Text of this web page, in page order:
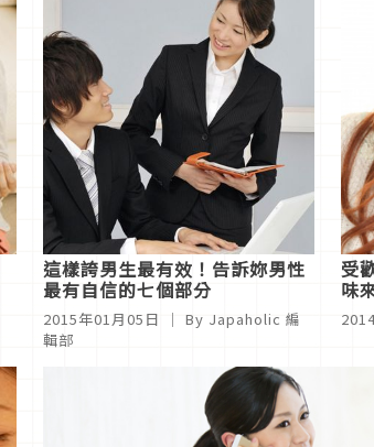
這樣誇男生最有效！告訴妳男性
最有自信的七個部分
2015年01月05日 ｜ By Japaholic 編
輯部
受
味